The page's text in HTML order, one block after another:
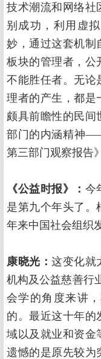
技术潮流和网络社
别成功，利用虚
妙，通过这套机制
板块的管理者，公
不能胜任者。无论
理者的产生，都是
颇具前瞻性的民间
部门的内涵精神
第三部门观察报告
《公益时报》： 今
是第九个年头了。
年来中国社会组织
康晓光：这变化就
机构及公益慈善行
会学的角度来讲
的。最近这十年的
域以及就业和资金
遗憾的是原先较为